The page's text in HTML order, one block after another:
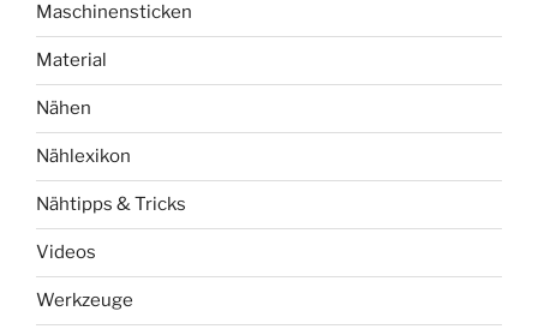
Maschinensticken
Material
Nähen
Nählexikon
Nähtipps & Tricks
Videos
Werkzeuge